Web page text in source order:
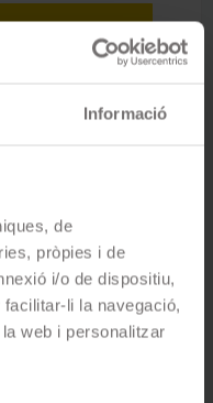
Informació
de
pròpies i de
i/o de dispositiu,
li la navegació,
web i personalitzar
62opinions